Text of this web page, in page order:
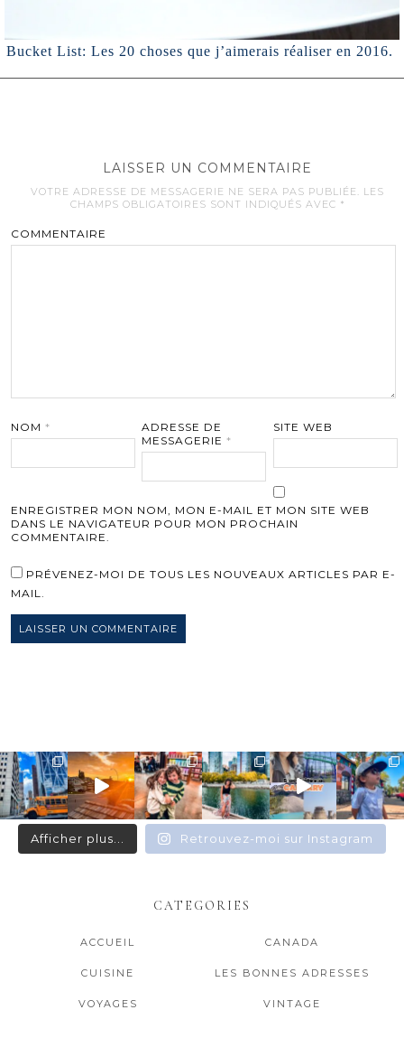
Bucket List: Les 20 choses que j’aimerais réaliser en 2016.
LAISSER UN COMMENTAIRE
VOTRE ADRESSE DE MESSAGERIE NE SERA PAS PUBLIÉE. LES
CHAMPS OBLIGATOIRES SONT INDIQUÉS AVEC *
COMMENTAIRE
NOM *
ADRESSE DE
MESSAGERIE *
SITE WEB
ENREGISTRER MON NOM, MON E-MAIL ET MON SITE WEB
DANS LE NAVIGATEUR POUR MON PROCHAIN
COMMENTAIRE.
PRÉVENEZ-MOI DE TOUS LES NOUVEAUX ARTICLES PAR E-
MAIL.
Afficher plus... Retrouvez-moi sur Instagram
CATEGORIES
ACCUEIL CANADA
CUISINE LES BONNES ADRESSES
VOYAGES VINTAGE